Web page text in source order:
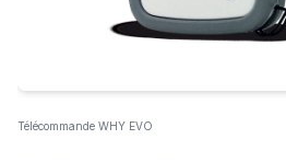
Télécommande WHY EVO